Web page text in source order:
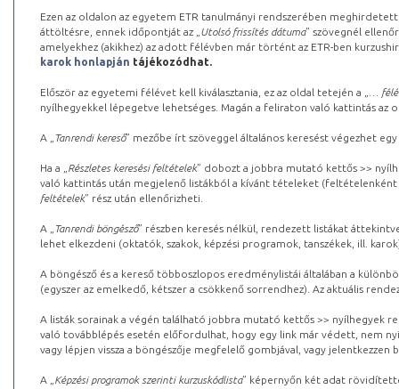
Ezen az oldalon az egyetem ETR tanulmányi rendszerében
áttöltésre, ennek időpontját az „ Utolsó frissítés dátuma” szövegnél
amelyekhez (akikhez) az adott félévben már történt az ETR-ben
karok honlapján tájékozódhat.
Először az egyetemi félévet kell kiválasztania, ez az oldal tetején a „
…
nyílhegyekkel lépegetve lehetséges. Magán a feliraton való kattintás az
A „ Tanrendi kereső” mezőbe írt szöveggel általános keresést végezhet
Ha a „ Részletes keresési feltételek” dobozt a jobbra mutató kettős >>
való kattintás után megjelenő listákból a kívánt tételeket (feltételenként
feltételek” rész után ellenőrizheti.
A „ Tanrendi böngésző” részben keresés nélkül, rendezett listákat
lehet elkezdeni (oktatók, szakok, képzési programok, tanszékek, ill.
A böngésző és a kereső többoszlopos eredménylistái általában a
(egyszer az emelkedő, kétszer a csökkenő sorrendhez). Az aktuális
A listák sorainak a végén található jobbra mutató kettős >> nyílhegyek
való továbblépés esetén előfordulhat, hogy egy link már védett, nem
vagy lépjen vissza a böngészője megfelelő gombjával, vagy
A „ Képzési programok szerinti kurzuskódlista” képernyőn két adat